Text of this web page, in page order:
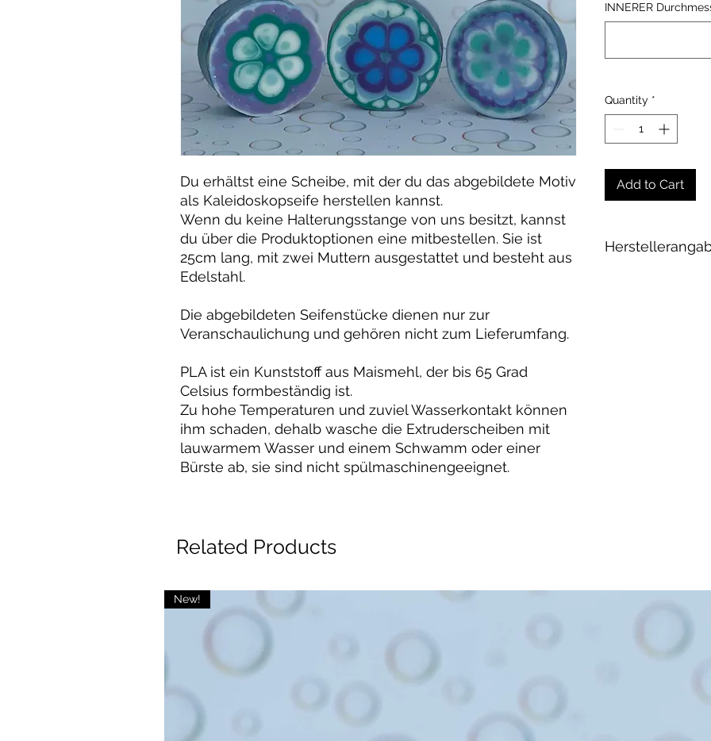
Du erhältst eine Scheibe, mit der du das abgebildete Motiv
als Kaleidoskopseife herstellen kannst.
Wenn du keine Halterungsstange von uns besitzt, kannst
du über die Produktoptionen eine mitbestellen. Sie ist
25cm lang, mit zwei Muttern ausgestattet und besteht aus
Edelstahl.
Die abgebildeten Seifenstücke dienen nur zur
Veranschaulichung und gehören nicht zum Lieferumfang.
PLA ist ein Kunststoff aus Maismehl, der bis 65 Grad
Celsius formbeständig ist.
Zu hohe Temperaturen und zuviel Wasserkontakt können
ihm schaden, dehalb wasche die Extruderscheiben mit
lauwarmem Wasser und einem Schwamm oder einer
Bürste ab, sie sind nicht spülmaschinengeeignet.
INNERER
Quantity *
Add to Cart
Related Products
New!